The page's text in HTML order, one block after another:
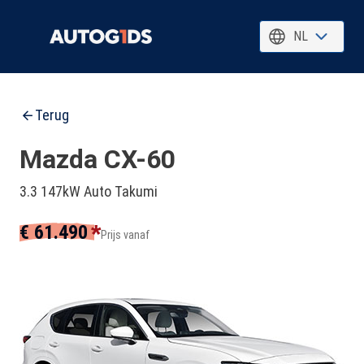
NL
Terug
Mazda CX-60
3.3 147kW Auto Takumi
€ 61.490*Prijs vanaf